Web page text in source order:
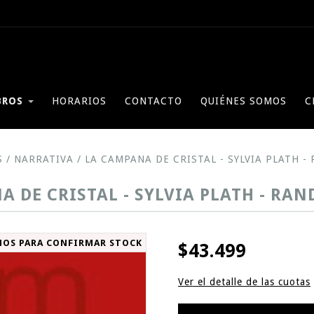
HORARIOS CONTACTO QUIÉNES SOMOS
/ NARRATIVA / LA CAMPANA DE CRISTAL - SYLVIA PLATH -
DE CRISTAL - SYLVIA PLATH -
PARA CONFIRMAR STOCK $43.499
Ver el detalle de las cuotas